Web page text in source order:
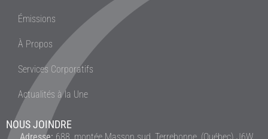
Émissions
À Propos
Services Corporatifs
Actualités à la Une
NOUS JOINDRE